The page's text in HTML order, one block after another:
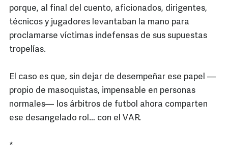
porque, al final del cuento, aficionados, dirigentes,
técnicos y jugadores levantaban la mano para
proclamarse víctimas indefensas de sus supuestas
tropelías.
El caso es que, sin dejar de desempeñar ese papel —
propio de masoquistas, impensable en personas
normales— los árbitros de futbol ahora comparten
ese desangelado rol… con el VAR.
*